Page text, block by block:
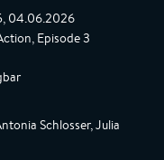
04.06.2026
Episode 3
Schlosser, Julia